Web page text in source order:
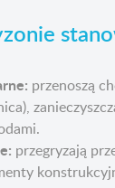
przenoszą
przegryzają